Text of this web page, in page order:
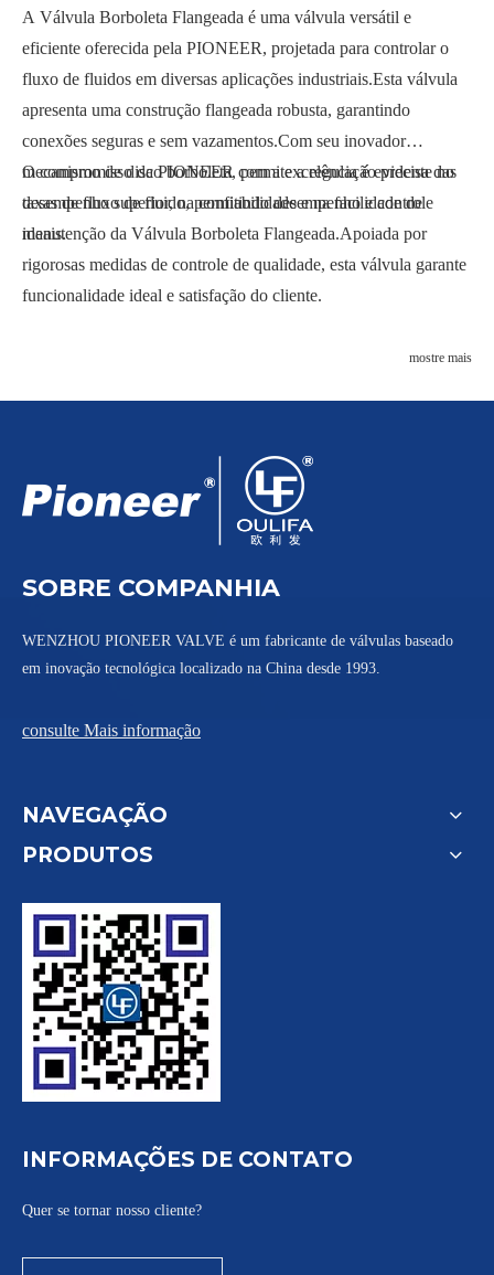
A Válvula Borboleta Flangeada é uma válvula versátil e
eficiente oferecida pela PIONEER, projetada para controlar o
fluxo de fluidos em diversas aplicações industriais.Esta válvula
apresenta uma construção flangeada robusta, garantindo
conexões seguras e sem vazamentos.Com seu inovador
mecanismo de disco borboleta, permite a regulação precisa das
taxas de fluxo de fluido, permitindo desempenho e controle
ideais.
O compromisso da PIONEER com a excelência é evidente no
desempenho superior, na confiabilidade e na facilidade de
manutenção da Válvula Borboleta Flangeada.Apoiada por
rigorosas medidas de controle de qualidade, esta válvula garante
funcionalidade ideal e satisfação do cliente.
mostre mais
SOBRE COMPANHIA
WENZHOU PIONEER VALVE é um fabricante de válvulas baseado
em inovação tecnológica localizado na China desde 1993.
consulte Mais informação
NAVEGAÇÃO
PRODUTOS
INFORMAÇÕES DE CONTATO
Quer se tornar nosso cliente?